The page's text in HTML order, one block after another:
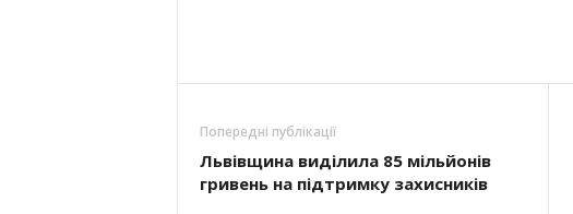
Попередні публікації
Львівщина виділила 85 мільйонів
гривень на підтримку захисників